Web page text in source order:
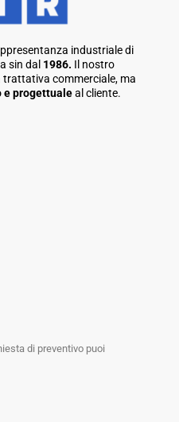
industriale di
sin dal 1986. Il nostro
trattativa commerciale, ma
e progettualeal cliente.
di preventivo puoi